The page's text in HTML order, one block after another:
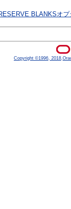
BLANKSオ
Copyright ©1996,